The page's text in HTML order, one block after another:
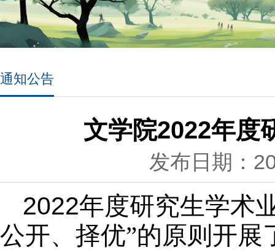
通知公告
文学院2022年度
发布日期：
2022年度研究生学术
公开、择优”的原则开